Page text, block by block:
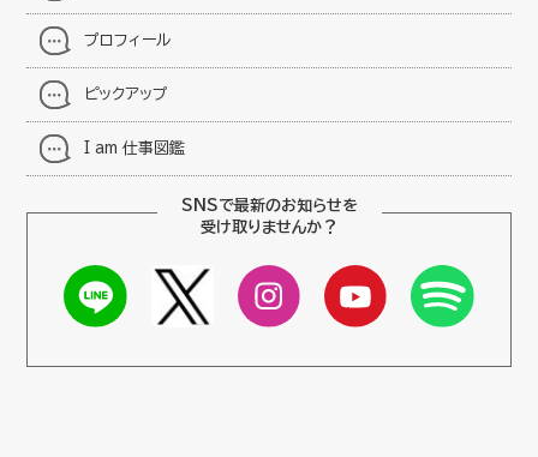
プロフィール
ピックアップ
I am 仕事図鑑
SNSで最新のお知らせを
受け取りませんか？